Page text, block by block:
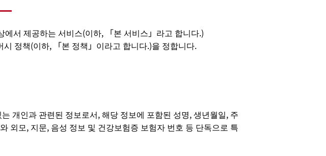
서 제공하는 서비스(이하, 「본 서비스」라고 합니다.)
정책(이하, 「본 정책」이라고 합니다.)을 정합니다.
개인과 관련된 정보로서, 해당 정보에 포함된 성명, 생년월일, 주
외모, 지문, 음성 정보 및 건강보험증 보험자 번호 등 단독으로 특